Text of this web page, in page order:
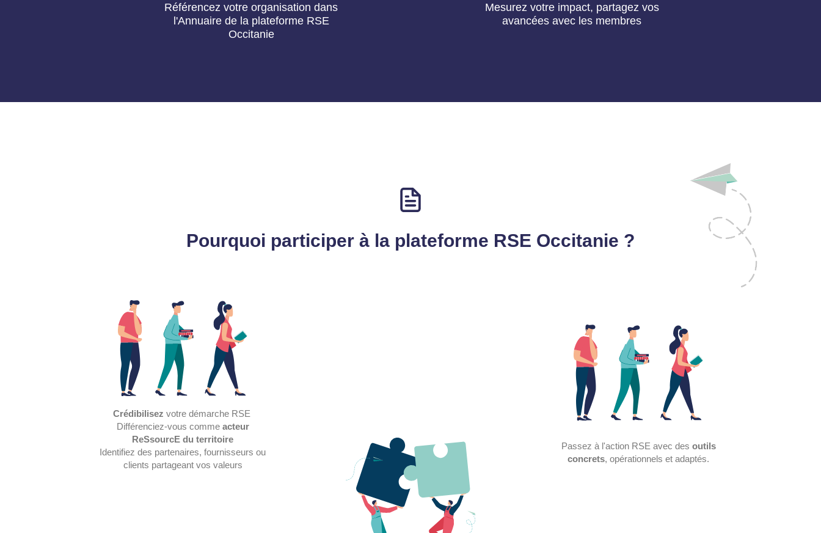
Référencez votre organisation dans
l'Annuaire de la plateforme RSE
Occitanie
Mesurez votre impact, partagez vos
avancées avec les membres
Pourquoi participer à la plateforme RSE Occitanie ?
Crédibilisez votre démarche RSE
Différenciez-vous comme acteur
ReSsourcE du territoire
Identifiez des partenaires, fournisseurs ou
clients partageant vos valeurs
Passez à l'action RSE avec des outils
concrets, opérationnels et adaptés.